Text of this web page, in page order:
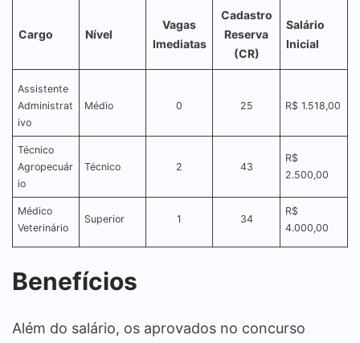
Cargo Nível
Vagas
Imediatas
Cadastro
Reserva
(CR)
Salário
Inicial
Assistente
Administrat
ivo
Médio 0 25 R$ 1.518,00
Técnico
Agropecuár
io
Técnico 2 43
R$
2.500,00
Médico
Veterinário
Superior 1 34
R$
4.000,00
Benefícios
Além do salário, os aprovados no concurso